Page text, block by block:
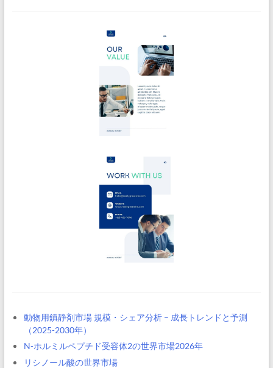
動物用鎮静剤市場 規模・シェア分析 – 成長トレンドと予測
（2025-2030年）
N-ホルミルペプチド受容体2の世界市場2026年
リシノール酸の世界市場